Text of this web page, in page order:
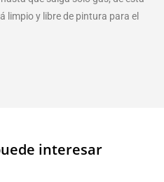
limpio y libre de pintura para el
interesar